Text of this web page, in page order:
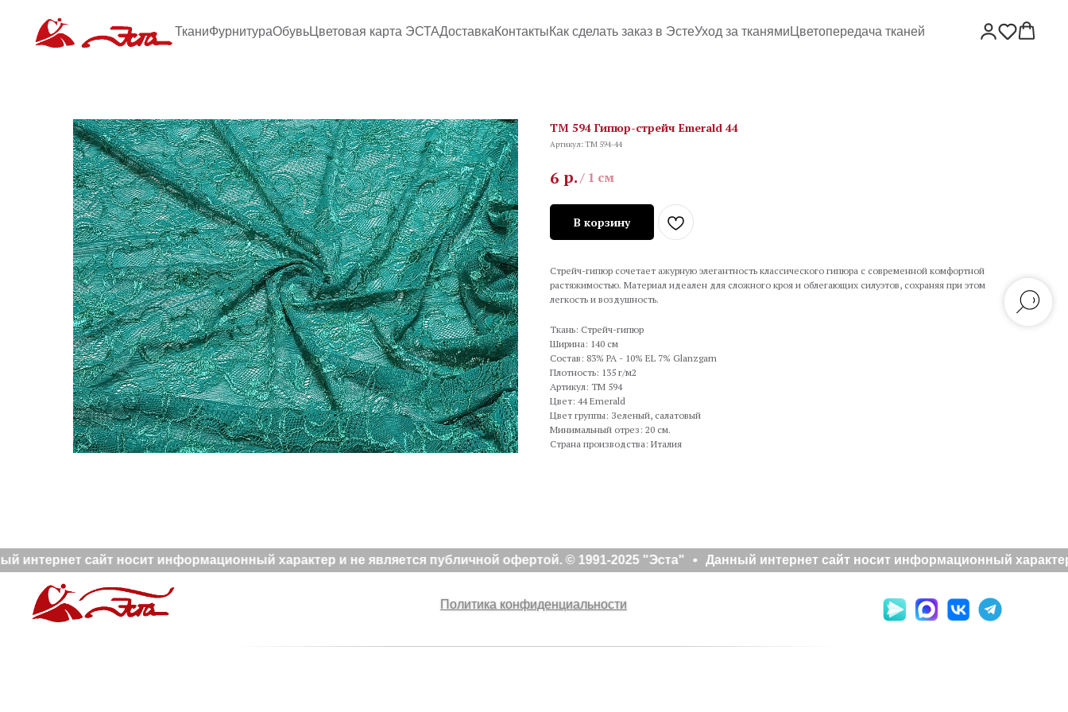
ТканиФурнитураОбувьЦветовая карта ЭСТАДоставкаКонтактыКак сделать заказ в ЭстеУход за тканями Цветопередача тканей
TM 594 Гипюр-стрейч Emerald 44
Артикул:TM 594-44
6 р./ 1 см
В корзину
Стрейч-гипюр сочетает ажурную элегантность классического гипюра с современной комфортной
растяжимостью. Материал идеален для сложного кроя и облегающих силуэтов, сохраняя при этом
легкость и воздушность.
Ткань: Стрейч-гипюр
Ширина: 140 см
Состав: 83% РА - 10% EL 7% Glanzgarn
Плотность: 135 г/м2
Артикул: TM 594
Цвет: 44 Emerald
Цвет группы: Зеленый, салатовый
Минимальный отрез: 20 см.
Страна производства: Италия
интернет сайт носит информационный характер и не является публичной офертой. © 1991-2025 "Эста" Данный интернет сайт носит информационный
Политика конфиденциальности